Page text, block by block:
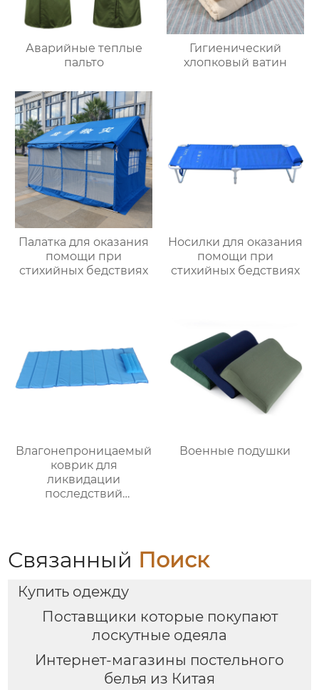
Аварийные теплые
пальто
Гигиенический
хлопковый ватин
Палатка для оказания
помощи при
стихийных бедствиях
Носилки для оказания
помощи при
стихийных бедствиях
Влагонепроницаемый
коврик для
ликвидации
последствий
Военные подушки
Связанный Поиск
Купить одежду
Поставщики которые покупают
лоскутные одеяла
Интернет-магазины постельного
белья из Китая